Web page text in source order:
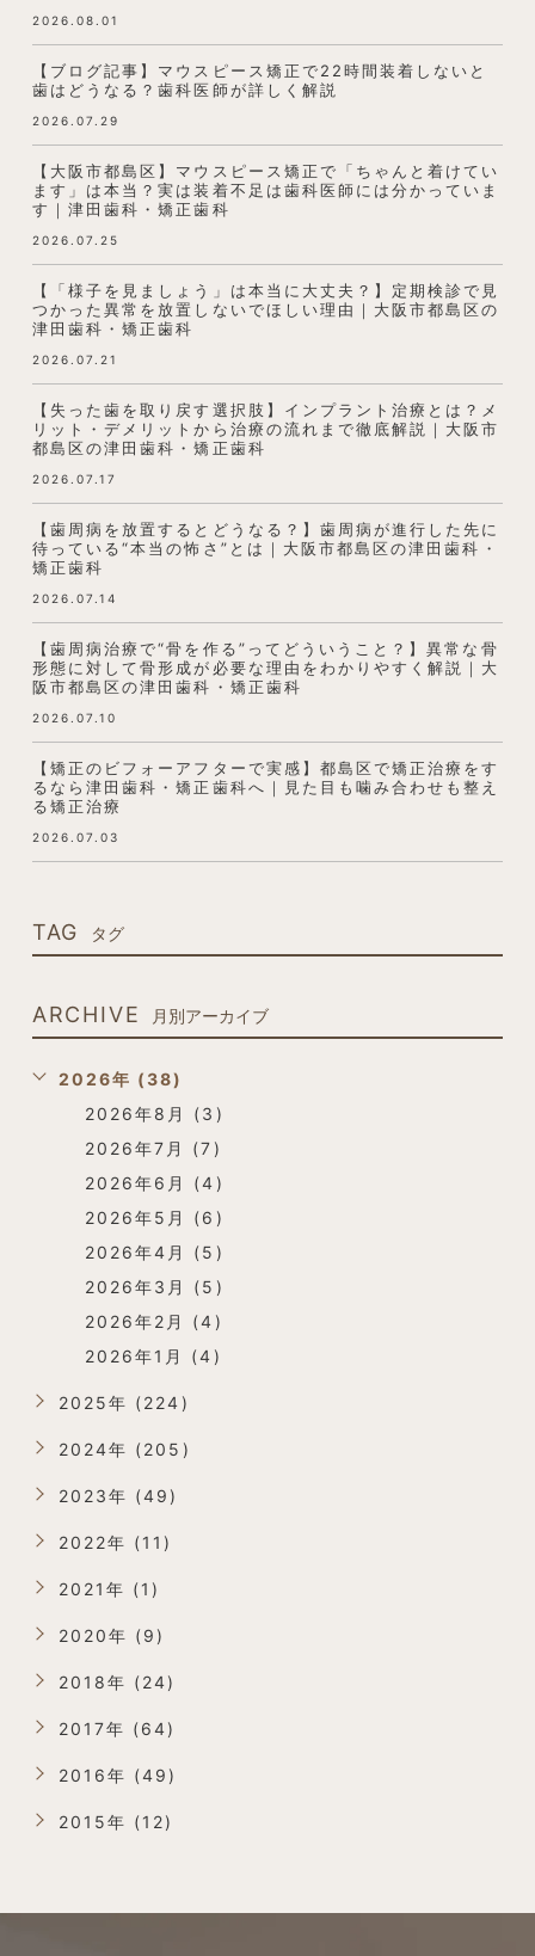
2026.08.01
【ブログ記事】マウスピース矯正で22時間装着しないと
歯はどうなる？歯科医師が詳しく解説
2026.07.29
【大阪市都島区】マウスピース矯正で「ちゃんと着けてい
ます」は本当？実は装着不足は歯科医師には分かっていま
す｜津田歯科・矯正歯科
2026.07.25
【「様子を見ましょう」は本当に大丈夫？】定期検診で見
つかった異常を放置しないでほしい理由｜大阪市都島区の
津田歯科・矯正歯科
2026.07.21
【失った歯を取り戻す選択肢】インプラント治療とは？メ
リット・デメリットから治療の流れまで徹底解説｜大阪市
都島区の津田歯科・矯正歯科
2026.07.17
【歯周病を放置するとどうなる？】歯周病が進行した先に
待っている“本当の怖さ”とは｜大阪市都島区の津田歯科・
矯正歯科
2026.07.14
【歯周病治療で“骨を作る”ってどういうこと？】異常な骨
形態に対して骨形成が必要な理由をわかりやすく解説｜大
阪市都島区の津田歯科・矯正歯科
2026.07.10
【矯正のビフォーアフターで実感】都島区で矯正治療をす
るなら津田歯科・矯正歯科へ｜見た目も噛み合わせも整え
る矯正治療
2026.07.03
TAG タグ
ARCHIVE 月別アーカイブ
2026年 (38)
2026年8月 (3)
2026年7月 (7)
2026年6月 (4)
2026年5月 (6)
2026年4月 (5)
2026年3月 (5)
2026年2月 (4)
2026年1月 (4)
2025年 (224)
2024年 (205)
2023年 (49)
2022年 (11)
2021年 (1)
2020年 (9)
2018年 (24)
2017年 (64)
2016年 (49)
2015年 (12)